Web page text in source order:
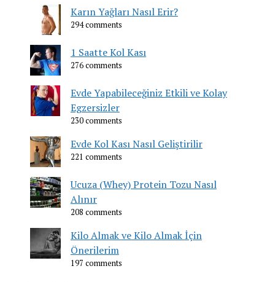
Karın Yağları Nasıl Erir?
294 comments
1 Saatte Kol Kası
276 comments
Evde Yapabileceğiniz Etkili ve Kolay
Egzersizler
230 comments
Evde Kol Kası Nasıl Geliştirilir
221 comments
Ucuza (Whey) Protein Tozu Nasıl
Alınır
208 comments
Kilo Almak ve Kilo Almak İçin
Önerilerim
197 comments